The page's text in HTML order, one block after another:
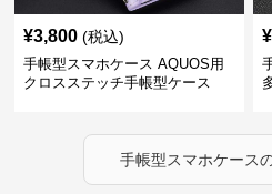
¥3,800 (税込)
手帳型スマホケース AQUOS用
クロスステッチ手帳型ケース
¥
手帳型スマホケース